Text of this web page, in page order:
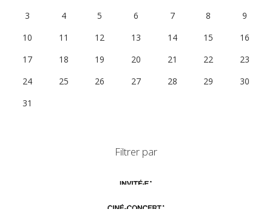
3
4 5 6 7 8
9
10
11 12 13 14 15
16
17
18 19 20 21 22
23
24
25 26 27 28 29
30
31
Filtrer par